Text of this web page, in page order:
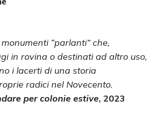
“parlanti” che,
in rovina o destinati ad altro uso,
i lacerti di una storia
radici nel Novecento.
per colonie estive, 2023